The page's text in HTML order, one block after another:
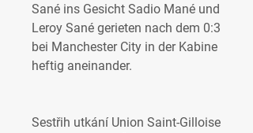
Sané ins Gesicht Sadio Mané und
Leroy Sané gerieten nach dem 0:3
bei Manchester City in der Kabine
heftig aneinander.
Sestřih utkání Union Saint-Gilloise